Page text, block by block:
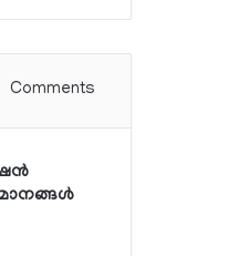
Comments